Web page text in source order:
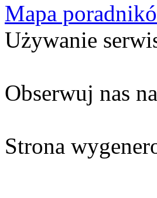
Mapa
Używanie
Obserwuj nas na
Strona